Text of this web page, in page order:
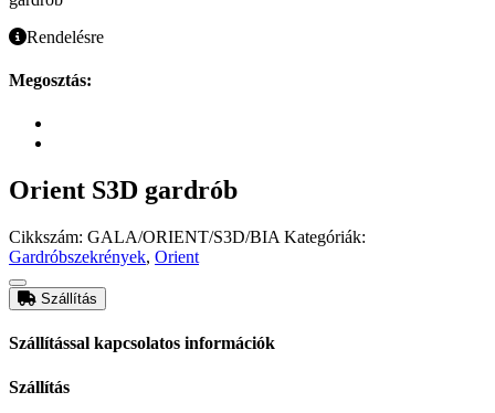
Rendelésre
Megosztás:
Orient S3D gardrób
Cikkszám: GALA/ORIENT/S3D/BIA Kategóriák:
Gardróbszekrények, Orient
Szállítás
Szállítással kapcsolatos információk
Szállítás